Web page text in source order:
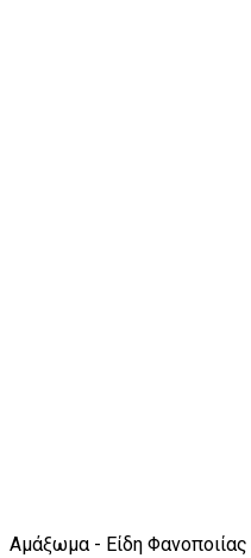
Αμάξωμα - Είδη Φανοποιίας